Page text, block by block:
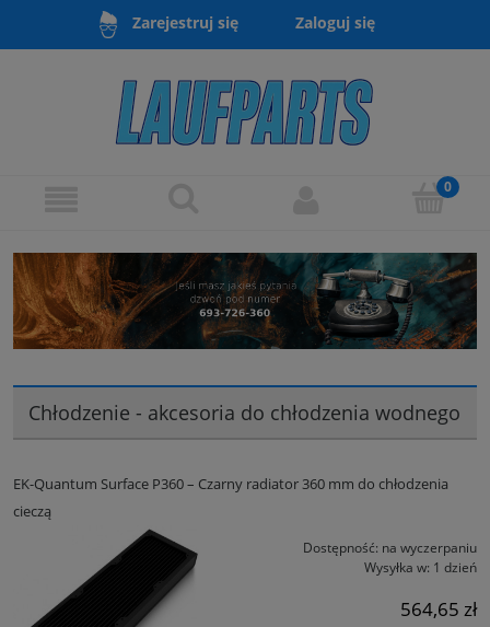
Zarejestruj się Zaloguj się
Chłodzenie - akcesoria do chłodzenia wodnego
EK-Quantum Surface P360 – Czarny radiator 360 mm do chłodzenia
cieczą
Dostępność: na wyczerpaniu
Wysyłka w: 1 dzień
564,65 zł